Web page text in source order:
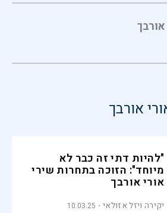
אורבך
"להיות דתי זה כבר לא
מיוחד": הזוכה בתחרות שירי
אורי אורבך
יקירה ויזל אזולאי 10.03.25